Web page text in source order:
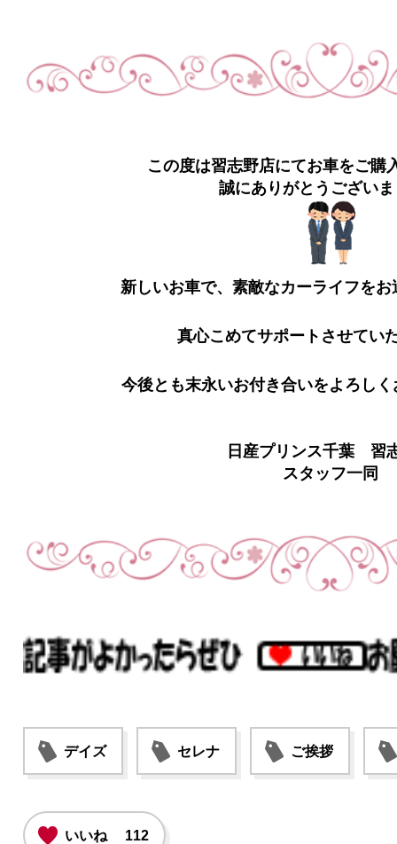
この度は習志野店にてお車をご購
誠にありがとうござい
新しいお車で、素敵なカーライフをお
真心こめてサポートさせてい
今後とも末永いお付き合いをよろし
日産プリンス千葉 習
スタッフ一同
デイズ セレナ ご挨拶
いいね 112